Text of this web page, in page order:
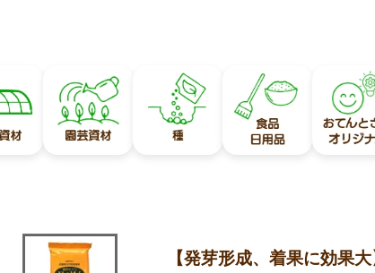
【発芽形成、着果に効果